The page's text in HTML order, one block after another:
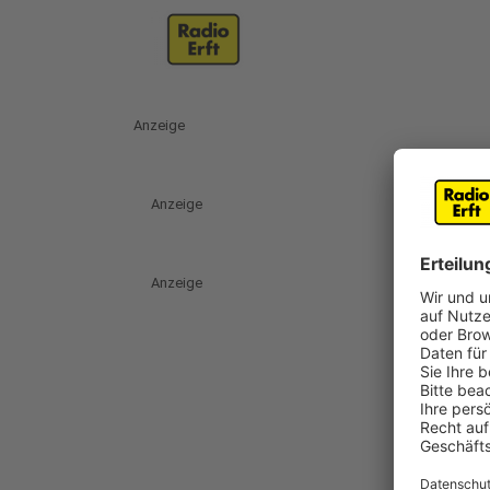
Anzeige
Anzeige
Anzeige